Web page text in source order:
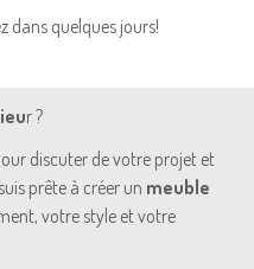
dans quelques jours!
r ?
discuter de votre projet et
prête à créer un meuble
votre style et votre